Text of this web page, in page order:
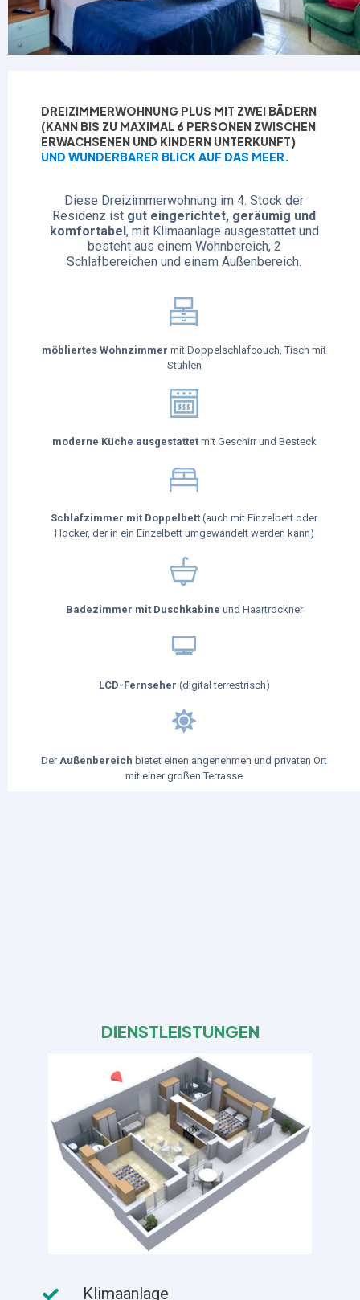
DREIZIMMERWOHNUNG PLUS MIT ZWEI BÄDERN
(KANN BIS ZU MAXIMAL 6 PERSONEN ZWISCHEN
ERWACHSENEN UND KINDERN UNTERKUNFT)
UND WUNDERBARER BLICK AUF DAS MEER.
Diese Dreizimmerwohnung im 4. Stock der
Residenz ist gut eingerichtet, geräumig und
komfortabel, mit Klimaanlage ausgestattet und
besteht aus einem Wohnbereich, 2
Schlafbereichen und einem Außenbereich.
möbliertes Wohnzimmer mit Doppelschlafcouch, Tisch mit
Stühlen
moderne Küche ausgestattetmit Geschirr und Besteck
Schlafzimmer mit Doppelbett (auch mit Einzelbett oder
Hocker, der in ein Einzelbett umgewandelt werden kann)
Badezimmer mit Duschkabine und Haartrockner
LCD-Fernseher (digital terrestrisch)
Der Außenbereich bietet einen angenehmen und privaten Ort
mit einer großen Terrasse
DIENSTLEISTUNGEN
Klimaanlage